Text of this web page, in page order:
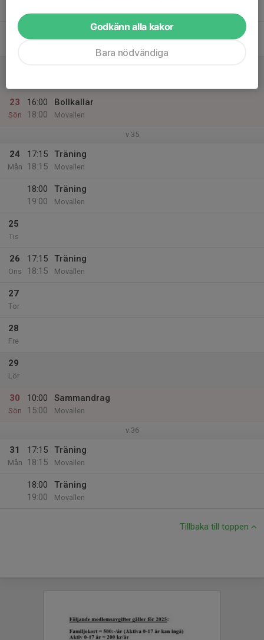
21
23
Sön
16:00
18:00
Bollkallar
Movallen
v.35
24
Mån
17:15
18:15
Träning
Movallen
18:00
19:00
Träning
Movallen
25
Tis
26
Ons
17:15
18:15
Träning
Movallen
27
Tor
28
Fre
29
Lör
30
Sön
10:00
15:00
Sammandrag
Movallen
v.36
31
Mån
17:15
18:15
Träning
Movallen
18:00
19:00
Träning
Movallen
Tillbaka till toppen
Godkänn alla kakor
Bara nödvändiga